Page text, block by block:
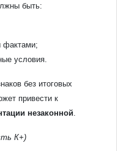
быть:
фактами;
условия.
без итоговых
привести к
незаконной
К+)